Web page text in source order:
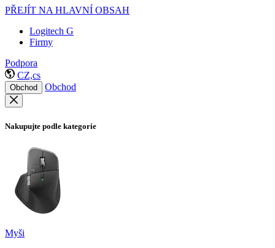
PŘEJÍT NA HLAVNÍ OBSAH
Logitech G
Firmy
Podpora
CZ,cs
Obchod Obchod
Nakupujte podle kategorie
Myši